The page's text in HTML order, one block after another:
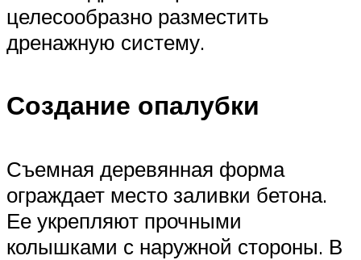
целесообразно разместить
дренажную систему.
Создание опалубки
Съемная деревянная форма
ограждает место заливки бетона.
Ее укрепляют прочными
колышками с наружной стороны. В